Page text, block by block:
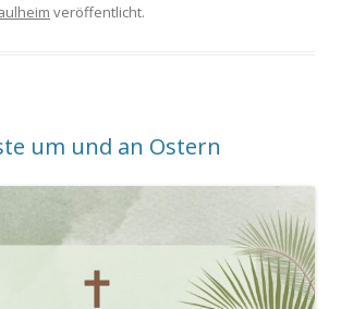
veröffentlicht.
um und an Ostern